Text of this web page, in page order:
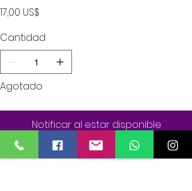
Precio
17,00 US$
Cantidad
Agotado
Notificar al estar disponible